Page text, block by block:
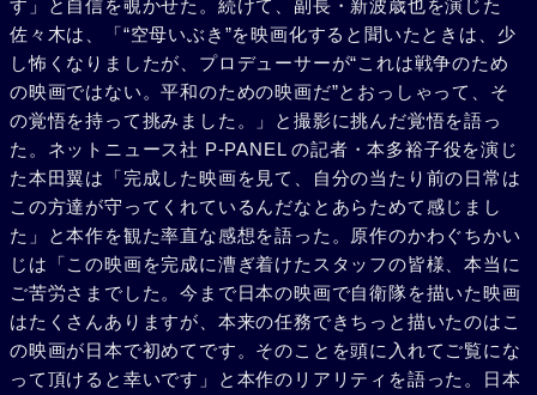
す」と自信を覗かせた。続けて、副長・新波歳也を演じた
佐々木は、「“空母いぶき”を映画化すると聞いたときは、少
し怖くなりましたが、プロデューサーが“これは戦争のため
の映画ではない。平和のための映画だ”とおっしゃって、そ
の覚悟を持って挑みました。」と撮影に挑んだ覚悟を語っ
た。ネットニュース社 P-PANEL の記者・本多裕子役を演じ
た本田翼は「完成した映画を見て、自分の当たり前の日常は
この方達が守ってくれているんだなとあらためて感じまし
た」と本作を観た率直な感想を語った。原作のかわぐちかい
じは「この映画を完成に漕ぎ着けたスタッフの皆様、本当に
ご苦労さまでした。今まで日本の映画で自衛隊を描いた映画
はたくさんありますが、本来の任務できちっと描いたのはこ
の映画が日本で初めてです。そのことを頭に入れてご覧にな
って頂けると幸いです」と本作のリアリティを語った。日本